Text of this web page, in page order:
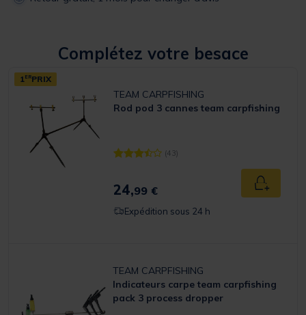
Complétez votre besace
1 ERPRIX
TEAM CARPFISHING
Rod pod 3 cannes team carpfishing
[object Object] out of 5 Customer Rating
(43)
24,99 € Ajouter
Expédition sous 24 h
TEAM CARPFISHING
Indicateurs carpe team carpfishing
pack 3 process dropper